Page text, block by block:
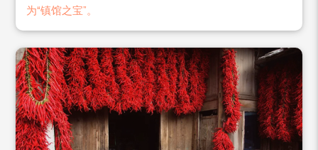
为“镇馆之宝”。